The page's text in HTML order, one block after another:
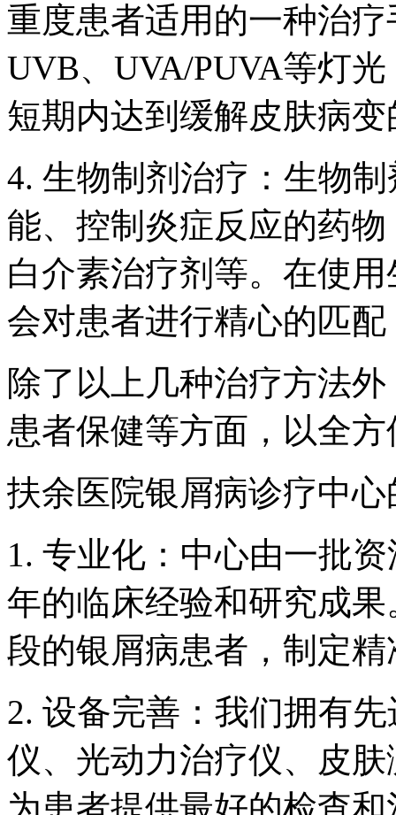
重度患者适用的一种治
UVB、UVA/PUVA等灯
短期内达到缓解皮肤病
4. 生物制剂治疗：生物
能、控制炎症反应的药
白介素治疗剂等。在使
会对患者进行精心的匹
除了以上几种治疗方法
患者保健等方面，以全
扶余医院银屑病诊疗中
1. 专业化：中心由一批
年的临床经验和研究成
段的银屑病患者，制定
2. 设备完善：我们拥有
仪、光动力治疗仪、皮